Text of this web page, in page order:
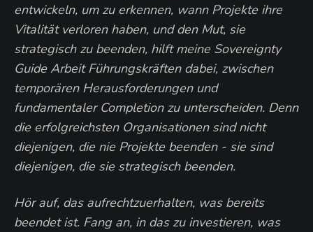
entwickeln, um zu erkennen, wann Projekte ihre
Vitalität verloren haben, und den Mut, sie
strategisch zu beenden, hilft meine Sovereignty
Guide Arbeit Führungskräften dabei, zwischen
temporären Herausforderungen und
fundamentaler Completion zu unterscheiden. Denn
die erfolgreichsten Organisationen sind nicht
diejenigen, die nie Projekte beenden - sie sind
diejenigen, die sie strategisch beenden.
Hör auf, das aufrechtzuerhalten, was bereits
beendet ist. Fang an, in das zu investieren, was